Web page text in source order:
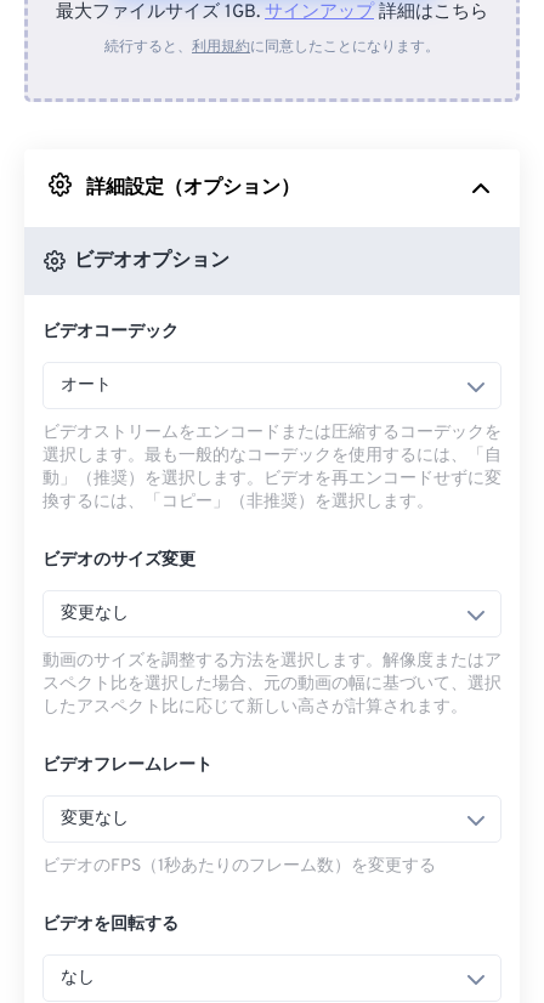
デバイスから
Googleドライブから
最大ファイルサイズ 1GB. サインアップ詳細はこちら
続行すると、 利用規約に同意したことになります。
詳細設定（オプション）
ビデオオプション
ビデオコーデック
オート
ビデオストリームをエンコードまたは圧縮するコーデックを
選択します。最も一般的なコーデックを使用するには、「自
動」（推奨）を選択します。ビデオを再エンコードせずに変
換するには、「コピー」（非推奨）を選択します。
ビデオのサイズ変更
変更なし
動画のサイズを調整する方法を選択します。解像度またはア
スペクト比を選択した場合、元の動画の幅に基づいて、選択
したアスペクト比に応じて新しい高さが計算されます。
ビデオフレームレート
変更なし
ビデオのFPS（1秒あたりのフレーム数）を変更する
ビデオを回転する
なし